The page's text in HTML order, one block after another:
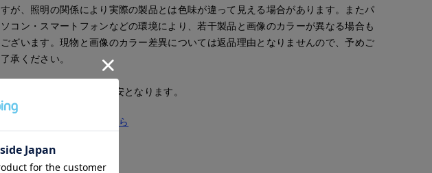
すが、照明の関係により実際の製品とは色味が違って見える場合があります。またパ
ソコン・スマートフォンなどの環境により、若干製品と画像のカラーが異なる場合も
ございます。現物と画像のカラー差異については返品理由となりませんので、予めご
了承ください。
■サイズ表記はあくまで目安となります。
同素材のジャケットはこちら
同素材のスカートはこちら